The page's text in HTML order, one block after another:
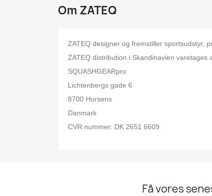
Om ZATEQ
ZATEQ designer og fremstiller sportsudstyr,
ZATEQ distribution i Skandinavien varetages
SQUASHGEARpro
Lichtenbergs gade 6
8700 Horsens
Danmark
CVR nummer: DK 2651 6609
Få vores